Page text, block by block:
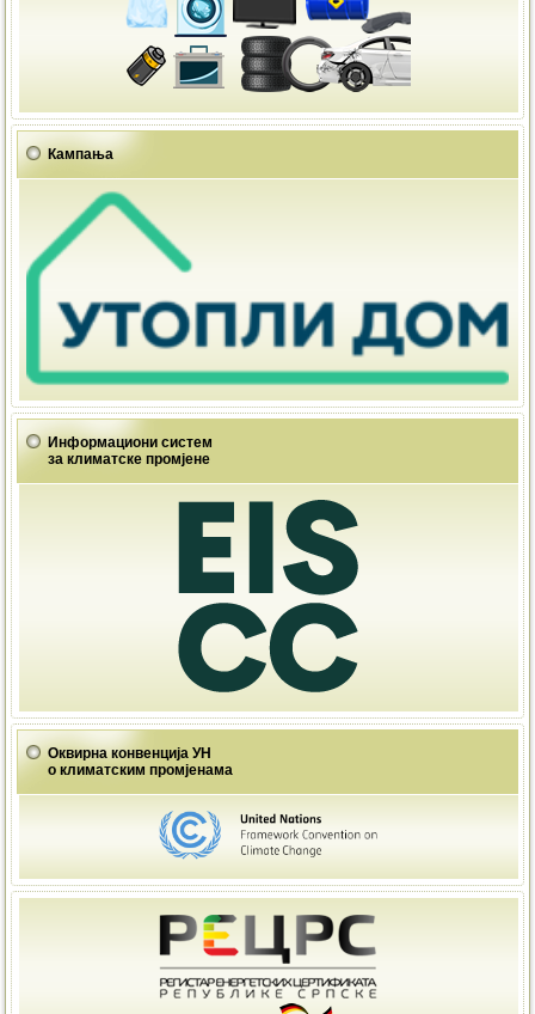
Кампања
Информациони систем
за климатске промјене
Оквирна конвенција УН
о климатским промјенама